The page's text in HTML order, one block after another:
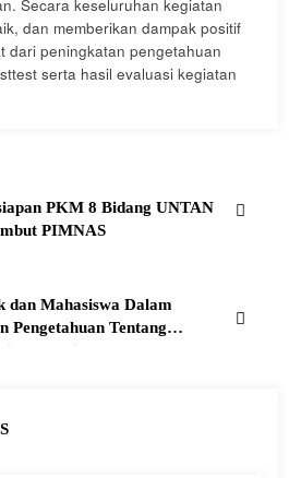
Secara keseluruhan kegiatan
dan memberikan dampak positif
dari peningkatan pengetahuan
serta hasil evaluasi kegiatan
PKM 8 Bidang UNTAN
PIMNAS
dan Mahasiswa Dalam
Pengetahuan Tentang
Saat Di Sekolah